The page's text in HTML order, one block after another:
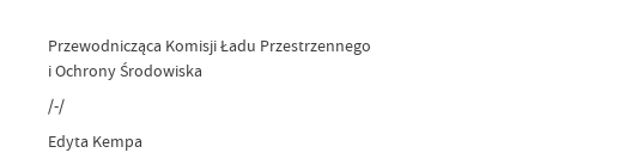
Przewodnicząca Komisji Ładu Przestrzennego
i Ochrony Środowiska
/-/
Edyta Kempa